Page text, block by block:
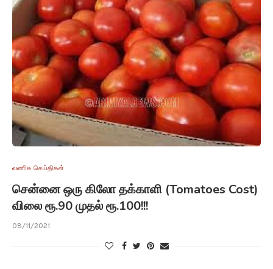
வணிக செய்திகள்
சென்னை ஒரு கிலோ தக்காளி (Tomatoes Cost)
விலை ரூ.90 முதல் ரூ.100!!!
08/11/2021